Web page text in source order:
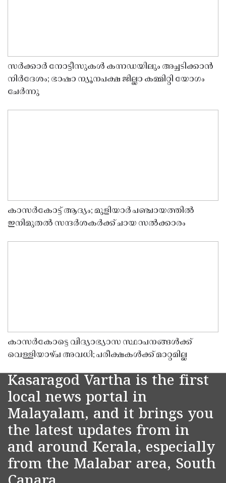
സർക്കാർ നോട്ടീസുകൾ കന്നഡയിലും അച്ചടിക്കാൻ
നിർദേശം; ഭാഷാ ന്യൂനപക്ഷ ജില്ലാ കമ്മിറ്റി യോഗം
ചേർന്നു
കാസർകോട്ട് ആദ്യം; മുളിയാർ പഞ്ചായത്തിൽ
ഇനിമുതൽ സന്ദർശകർക്ക് ചായ സൽക്കാരം
കാസർകോട്ടെ വിദ്യാഭ്യാസ സ്ഥാപനങ്ങൾക്ക്
വെള്ളിയാഴ്ച അവധി; പരീക്ഷകൾക്ക് മാറ്റമില്ല
Kasaragod Vartha is the first
local news portal in
Malayalam, and it brings you
the latest updates from in
and around Kerala, especially
from the Malabar area, South